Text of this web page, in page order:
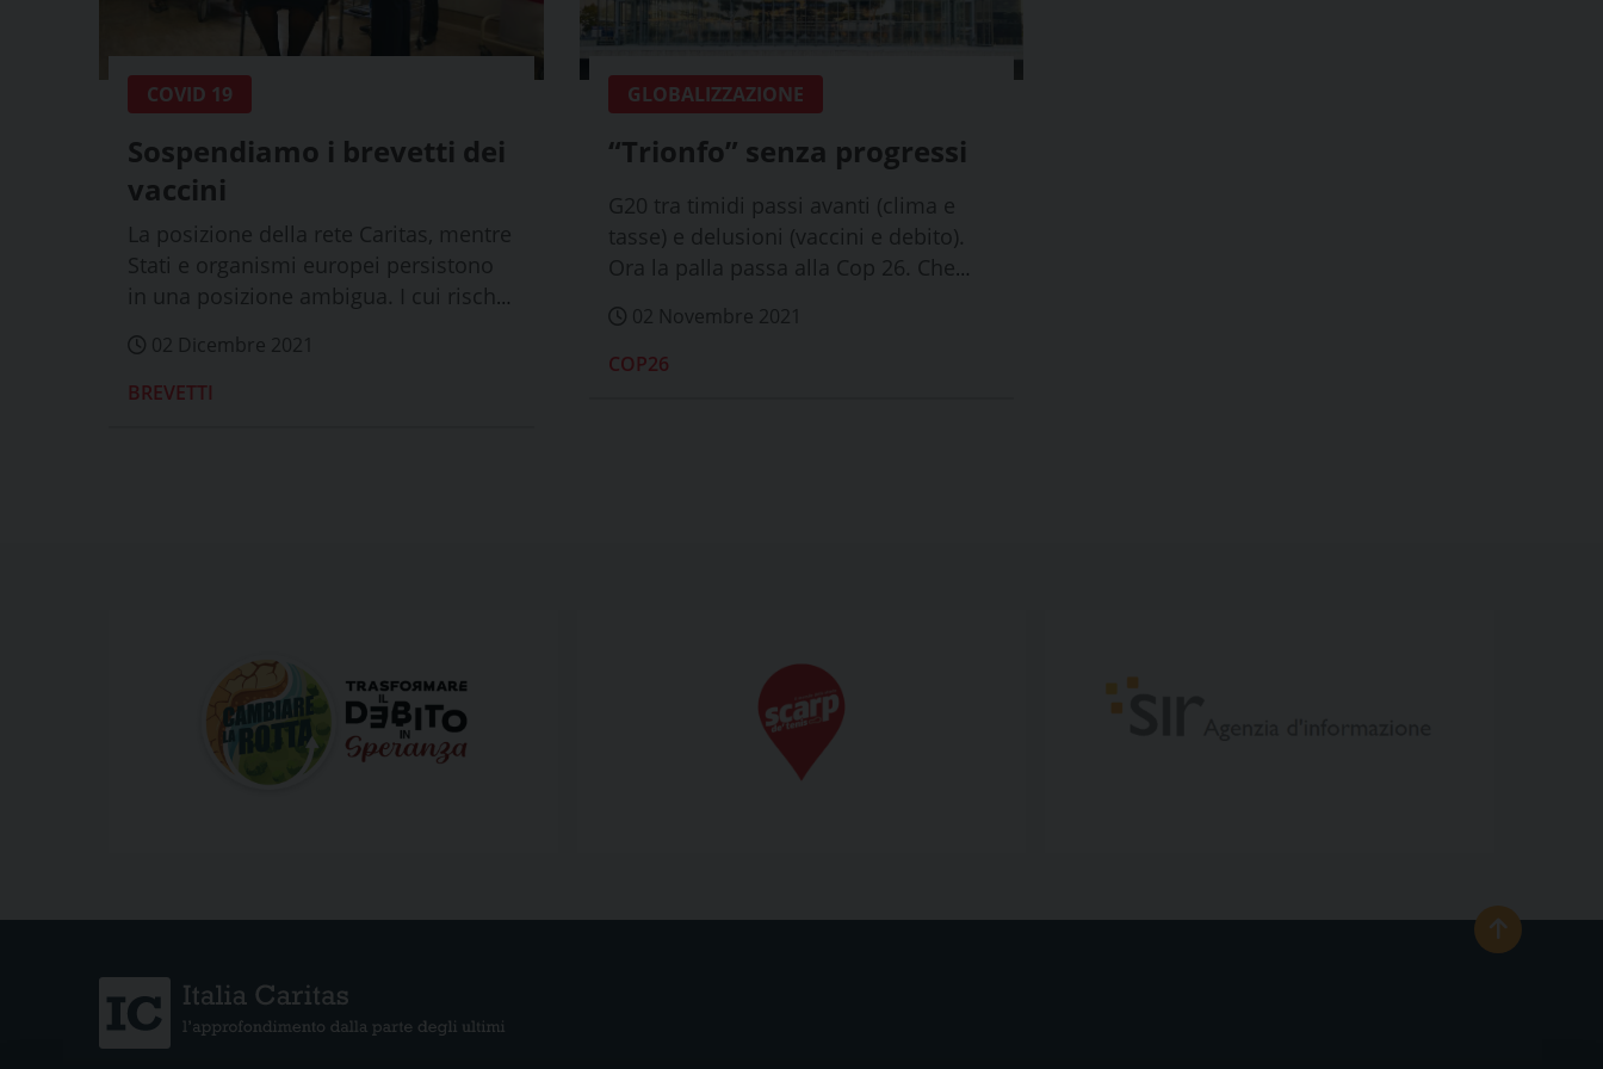
COVID 19
Sospendiamo i brevetti dei
vaccini
La posizione della rete Caritas, mentre
Stati e organismi europei persistono
in una posizione ambigua. I cui rischi
02 Dicembre 2021
BREVETTI
GLOBALIZZAZIONE
“Trionfo” senza progressi
G20 tra timidi passi avanti (clima e
tasse) e delusioni (vaccini e debito).
Ora la palla passa alla Cop 26. Che
02 Novembre 2021
COP26